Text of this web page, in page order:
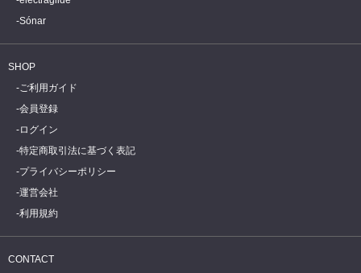
Sónar
SHOP
ご利用ガイド
会員登録
ログイン
特定商取引法に基づく表記
プライバシーポリシー
運営会社
利用規約
CONTACT